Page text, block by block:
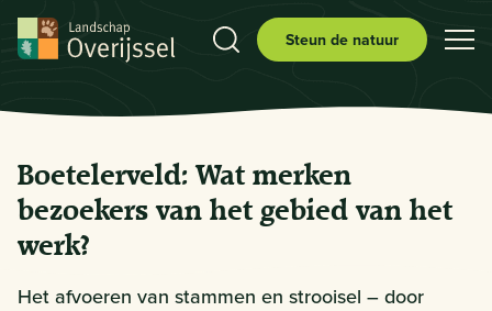
Steun de natuur
Boetelerveld: Wat merken
bezoekers van het gebied van het
werk?
Het afvoeren van stammen en strooisel – door